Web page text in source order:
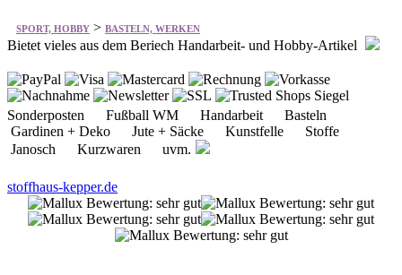
SPORT, HOBBY > BASTELN, WERKEN
Bietet vieles aus dem Beriech Handarbeit- und Hobby-Artikel
Sonderposten Fußball WM Handarbeit Basteln
Gardinen + Deko Jute + Säcke Kunstfelle Stoffe
Janosch Kurzwaren uvm.
stoffhaus-kepper.de